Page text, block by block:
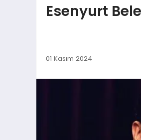
Esenyurt
01 Kasım 2024